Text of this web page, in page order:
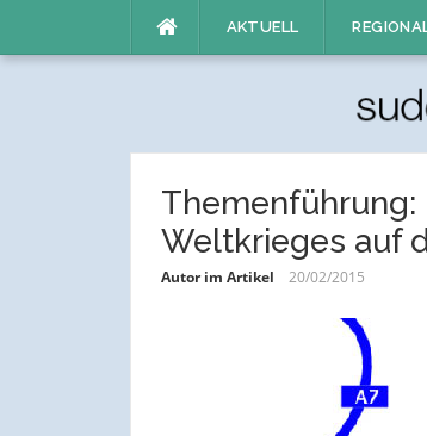
AKTUELL
Themenführung:
Weltkrieges auf
Autor im Artikel 20/02/2015